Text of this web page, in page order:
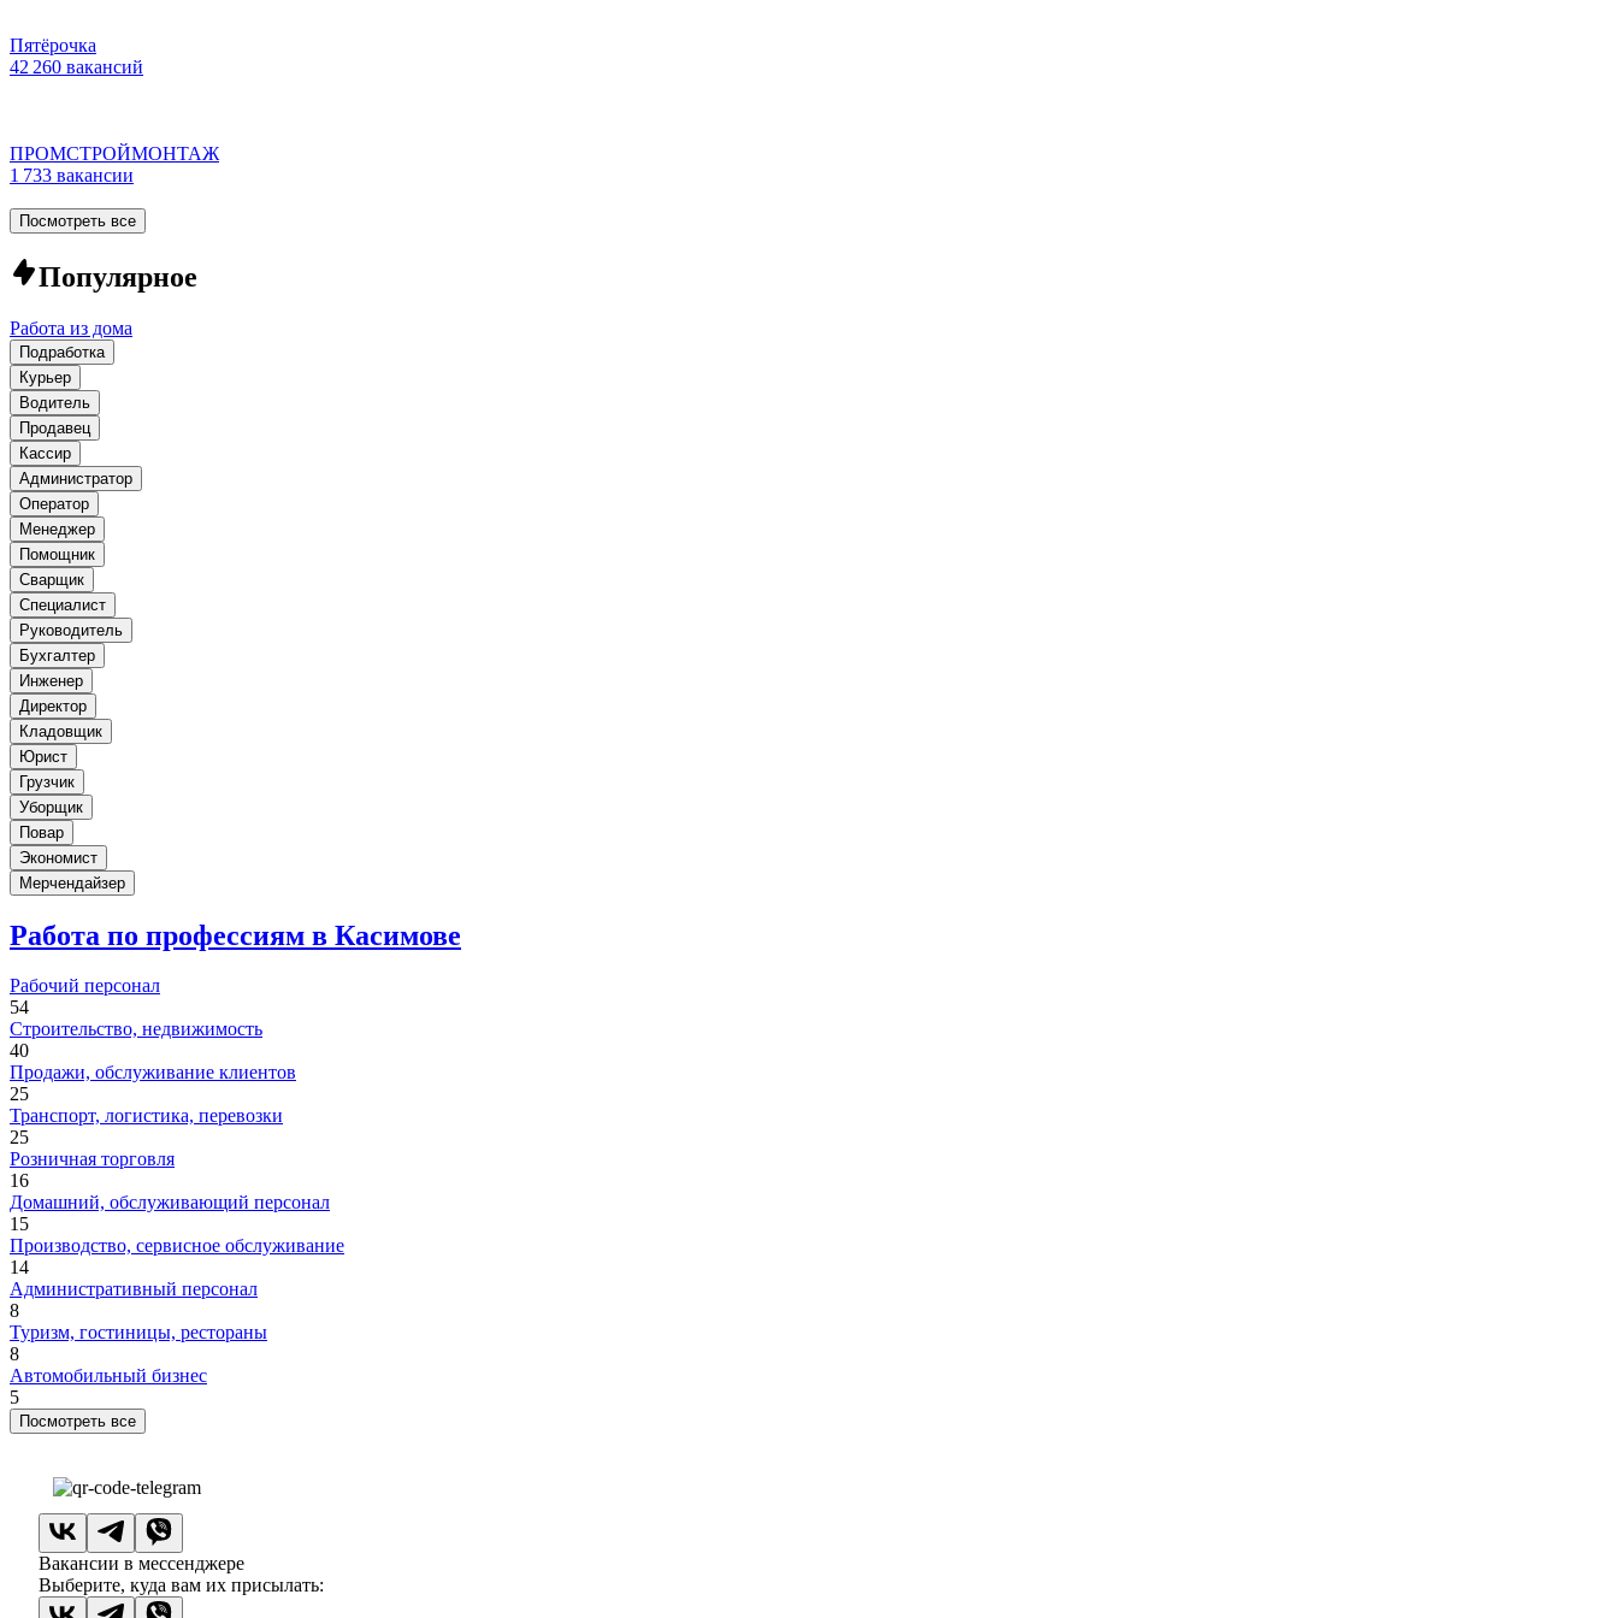
Пятёрочка
42 260 вакансий
ПРОМСТРОЙМОНТАЖ
1 733 вакансии
Посмотреть все
Популярное
Работа из дома
Подработка
Курьер
Водитель
Продавец
Кассир
Администратор
Оператор
Менеджер
Помощник
Сварщик
Специалист
Руководитель
Бухгалтер
Инженер
Директор
Кладовщик
Юрист
Грузчик
Уборщик
Повар
Экономист
Мерчендайзер
Работа по профессиям в Касимове
Рабочий персонал
54
Строительство, недвижимость
40
Продажи, обслуживание клиентов
25
Транспорт, логистика, перевозки
25
Розничная торговля
16
Домашний, обслуживающий персонал
15
Производство, сервисное обслуживание
14
Административный персонал
8
Туризм, гостиницы, рестораны
8
Автомобильный бизнес
5
Посмотреть все
Вакансии в мессенджере
Выберите, куда вам их присылать: